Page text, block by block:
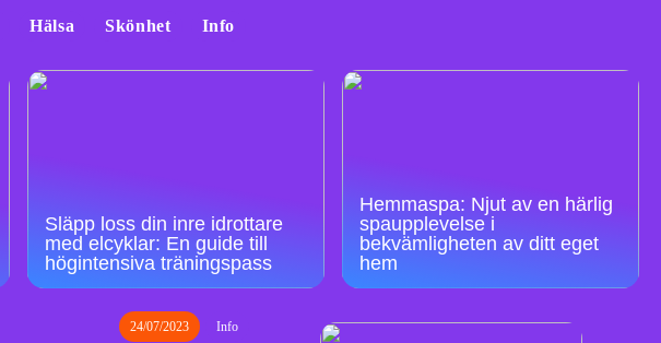
Hälsa Skönhet Info
Släpp loss din inre idrottare
med elcyklar: En guide till
högintensiva träningspass
Hemmaspa: Njut av en härlig
spaupplevelse i
bekvämligheten av ditt eget
hem
24/07/2023 Info